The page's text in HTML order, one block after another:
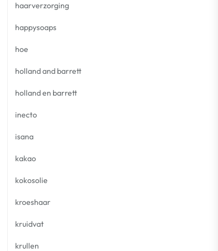
haarverzorging
happysoaps
hoe
holland and barrett
holland en barrett
inecto
isana
kakao
kokosolie
kroeshaar
kruidvat
krullen